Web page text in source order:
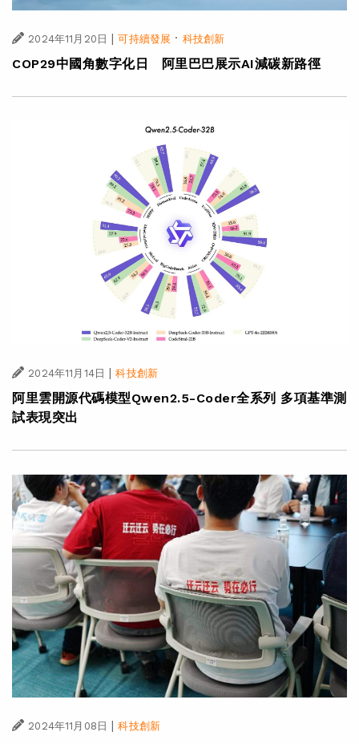
2024年11月20日 | 可持續發展 · 科技創新
COP29中國角數字化日 阿里巴巴展示AI減碳新路徑
2024年11月14日 | 科技創新
阿里雲開源代碼模型Qwen2.5-Coder全系列 多項基準測
試表現突出
2024年11月08日 科技創新